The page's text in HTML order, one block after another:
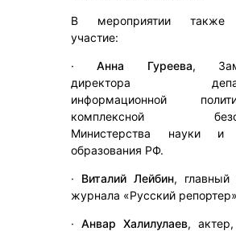
В мероприятии также
участие:
·Анна Гуреева,
директора
информационной
комплексной
Министерства науки и
образования РФ.
· Виталий Лейбин, главный
журнала «Русский
· Анвар Халилулаев,